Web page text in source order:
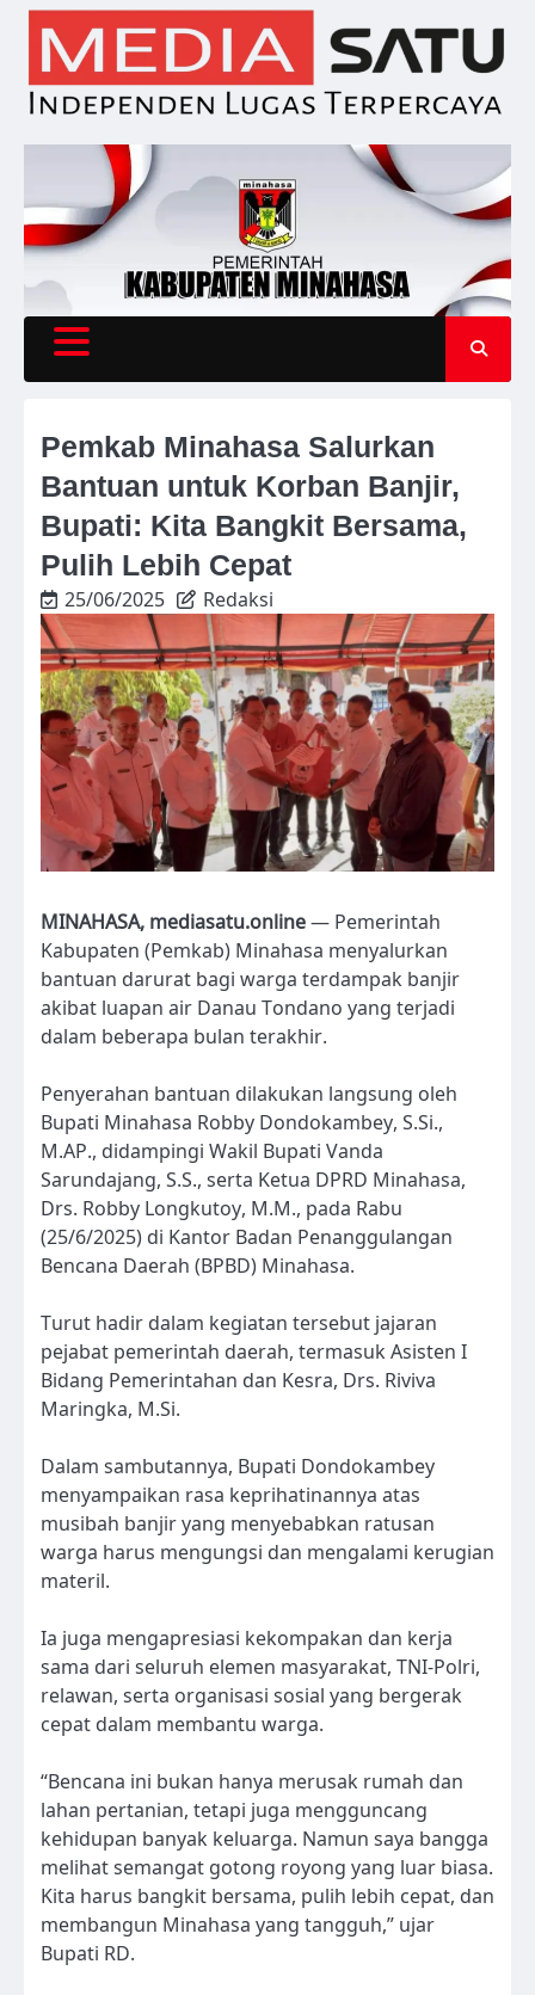
Skip
content
Pemkab Minahasa Salurkan
Bantuan untuk Korban Banjir,
Bupati: Kita Bangkit Bersama,
Pulih Lebih Cepat
25/06/2025 Redaksi
MINAHASA, mediasatu.online— Pemerintah
Kabupaten (Pemkab) Minahasa menyalurkan
bantuan darurat bagi warga terdampak banjir
akibat luapan air Danau Tondano yang terjadi
dalam beberapa bulan terakhir.
Penyerahan bantuan dilakukan langsung oleh
Bupati Minahasa Robby Dondokambey, S.Si.,
M.AP., didampingi Wakil Bupati Vanda
Sarundajang, S.S., serta Ketua DPRD Minahasa,
Drs. Robby Longkutoy, M.M., pada Rabu
(25/6/2025) di Kantor Badan Penanggulangan
Bencana Daerah (BPBD) Minahasa.
Turut hadir dalam kegiatan tersebut jajaran
pejabat pemerintah daerah, termasuk Asisten I
Bidang Pemerintahan dan Kesra, Drs. Riviva
Maringka, M.Si.
Dalam sambutannya, Bupati Dondokambey
menyampaikan rasa keprihatinannya atas
musibah banjir yang menyebabkan ratusan
warga harus mengungsi dan mengalami kerugian
materil.
Ia juga mengapresiasi kekompakan dan kerja
sama dari seluruh elemen masyarakat, TNI-Polri,
relawan, serta organisasi sosial yang bergerak
cepat dalam membantu warga.
“Bencana ini bukan hanya merusak rumah dan
lahan pertanian, tetapi juga mengguncang
kehidupan banyak keluarga. Namun saya bangga
melihat semangat gotong royong yang luar biasa.
Kita harus bangkit bersama, pulih lebih cepat, dan
membangun Minahasa yang tangguh,” ujar
Bupati RD.